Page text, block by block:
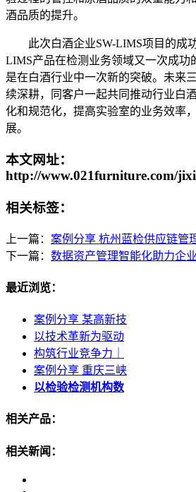
酒品质的提升。
此次白酒企业SW-LIMS项目的成
LIMS产品在检测业务领域又一次成功
是在白酒行业中一次新的突破。未来
续深耕，同客户一起共同推动行业白
化和规范化，提高实验室的业务效率
展。
本文网址：
http://www.021furniture.com/
相关标签：
上一篇： 案例分享 杭州蓝检供应链管
下一篇： 数据资产管理智能化助力企
最近浏览：
案例分享 某高新技
以技术革新为驱动
构筑行业竞争力｜
案例分享 重庆三峡
以检验检测机构数
相关产品：
相关新闻：